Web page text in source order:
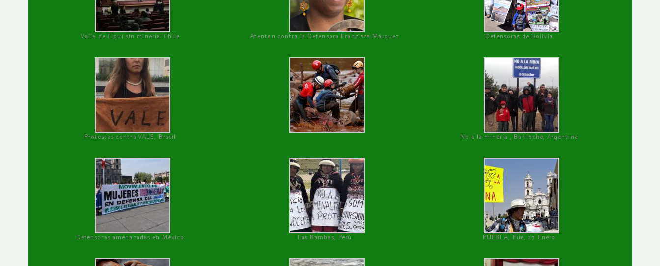
Valle de Elqui sin minería. Chile Atentan contra la Defensora Francisca Márquez Defensoras de Bolivia
Protestas contra VALE, Brasil No a la minería , Bariloche, Argentina
Defensoras amenazadas en México Las Bambas, Perú PUEBLA, Pue, 27 Enero